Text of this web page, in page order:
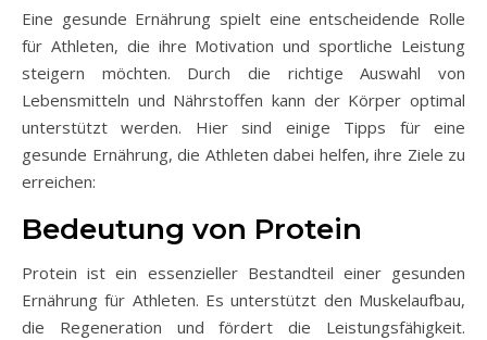
Eine gesunde Ernährung spielt eine entscheidende Rolle
für Athleten, die ihre Motivation und sportliche Leistung
steigern möchten. Durch die richtige Auswahl von
Lebensmitteln und Nährstoffen kann der Körper optimal
unterstützt werden. Hier sind einige Tipps für eine
gesunde Ernährung, die Athleten dabei helfen, ihre Ziele zu
erreichen:
Bedeutung von Protein
Protein ist ein essenzieller Bestandteil einer gesunden
Ernährung für Athleten. Es unterstützt den Muskelaufbau,
die Regeneration und fördert die Leistungsfähigkeit.